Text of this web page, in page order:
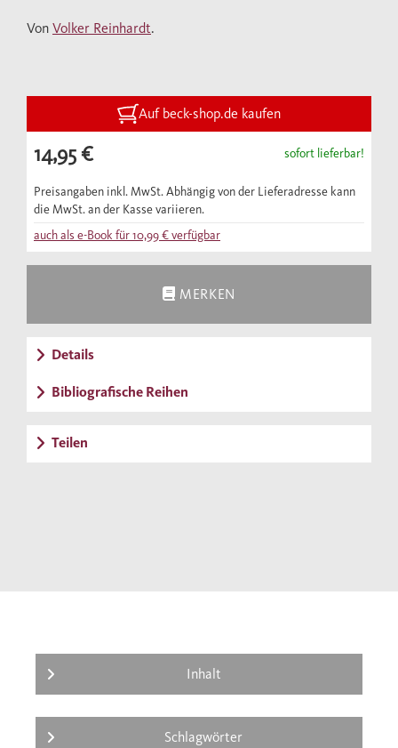
bürgerlichem Namen Rodrigo Borgia (1431-
für Legenden, Romane und Filme. Volker
Leben des schrecklichsten Papstes der
Geschichte.
"Reinhardts Kunst der Erzählung beruht auf
einer souveränen Stoffbeherrschung, (...)
Michael Borgolte, Frankfurter Allgemeine
Zeitung
"Glänzend geschrieben"
Von Volker Reinhardt.
Auf beck-shop.de kaufen
14,95 € sofort lieferbar!
Preisangaben inkl. MwSt. Abhängig von der Lieferadresse kann
die MwSt. an der Kasse variieren.
auch als e-Book für10,99 €verfügbar
MERKEN
Details
Bibliografische Reihen
Teilen
Inhalt
Schlagwörter